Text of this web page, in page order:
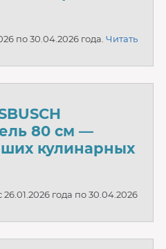
по 30.04.2026 года. Читать
80 см —
кулинарных
года по 30.04.2026